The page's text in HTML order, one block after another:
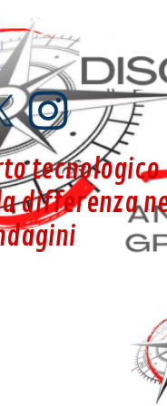
tecnologico
differenza